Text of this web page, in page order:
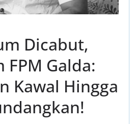
Dicabut,
FPM Galda:
Kawal Hingga